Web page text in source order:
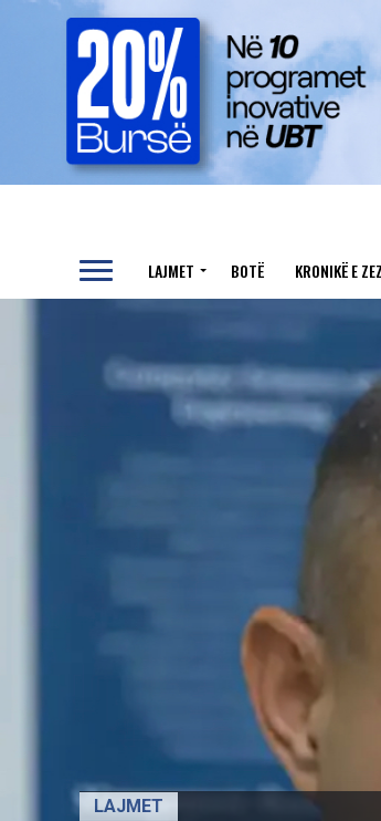
LAJMET BOTË KRONIKË E
LAJMET